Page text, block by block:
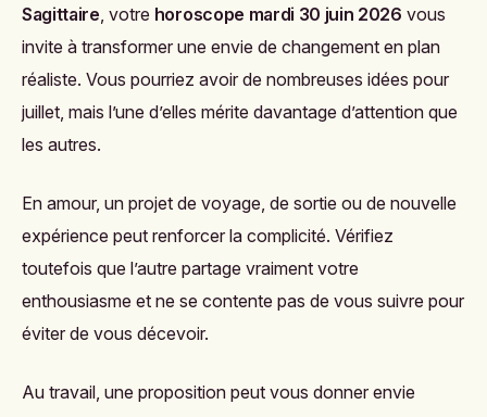
Sagittaire, votre horoscope mardi 30 juin 2026 vous
invite à transformer une envie de changement en plan
réaliste. Vous pourriez avoir de nombreuses idées pour
juillet, mais l’une d’elles mérite davantage d’attention que
les autres.
En amour, un projet de voyage, de sortie ou de nouvelle
expérience peut renforcer la complicité. Vérifiez
toutefois que l’autre partage vraiment votre
enthousiasme et ne se contente pas de vous suivre pour
éviter de vous décevoir.
Au travail, une proposition peut vous donner envie